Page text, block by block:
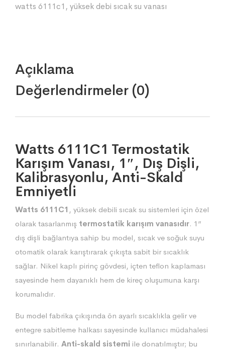
watts 6111c1 , yüksek debi sıcak su vanası
Açıklama
Değerlendirmeler (0)
Watts 6111C1 Termostatik
Karışım Vanası, 1″, Dış Dişli,
Kalibrasyonlu, Anti-Skald
Emniyetli
Watts 6111C1 , yüksek debili sıcak su sistemleri için özel
olarak tasarlanmış termostatik karışım vanasıdır. 1”
dış dişli bağlantıya sahip bu model, sıcak ve soğuk suyu
otomatik olarak karıştırarak çıkışta sabit bir sıcaklık
sağlar. Nikel kaplı pirinç gövdesi, içten teflon kaplaması
sayesinde hem dayanıklı hem de kireç oluşumuna karşı
korumalıdır.
Bu model fabrika çıkışında ön ayarlı sıcaklıkla gelir ve
entegre sabitleme halkası sayesinde kullanıcı müdahalesi
sınırlanabilir. Anti-skald sistemi ile donatılmıştır; bu